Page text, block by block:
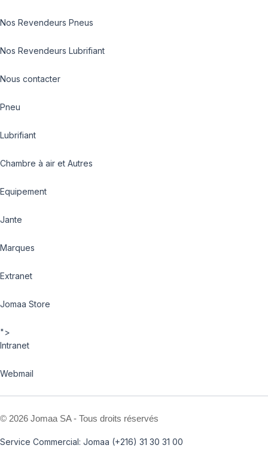
Nos Revendeurs Pneus
Nos Revendeurs Lubrifiant
Nous contacter
Pneu
Lubrifiant
Chambre à air et Autres
Equipement
Jante
Marques
Extranet
Jomaa Store
">
Intranet
Webmail
© 2026 Jomaa SA - Tous droits réservés
Service Commercial: Jomaa (+216) 31 30 31 00